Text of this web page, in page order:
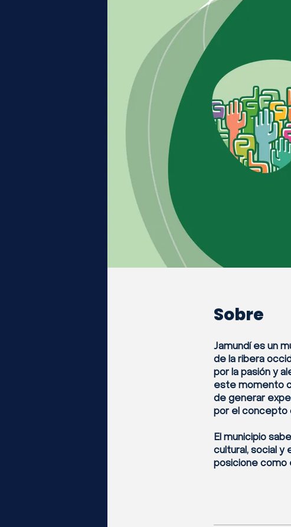
Sobre
Jamundí es un
de la ribera
por la pasión y
este momento
de generar
por el concepto
El municipio
cultural, social y
posicione como